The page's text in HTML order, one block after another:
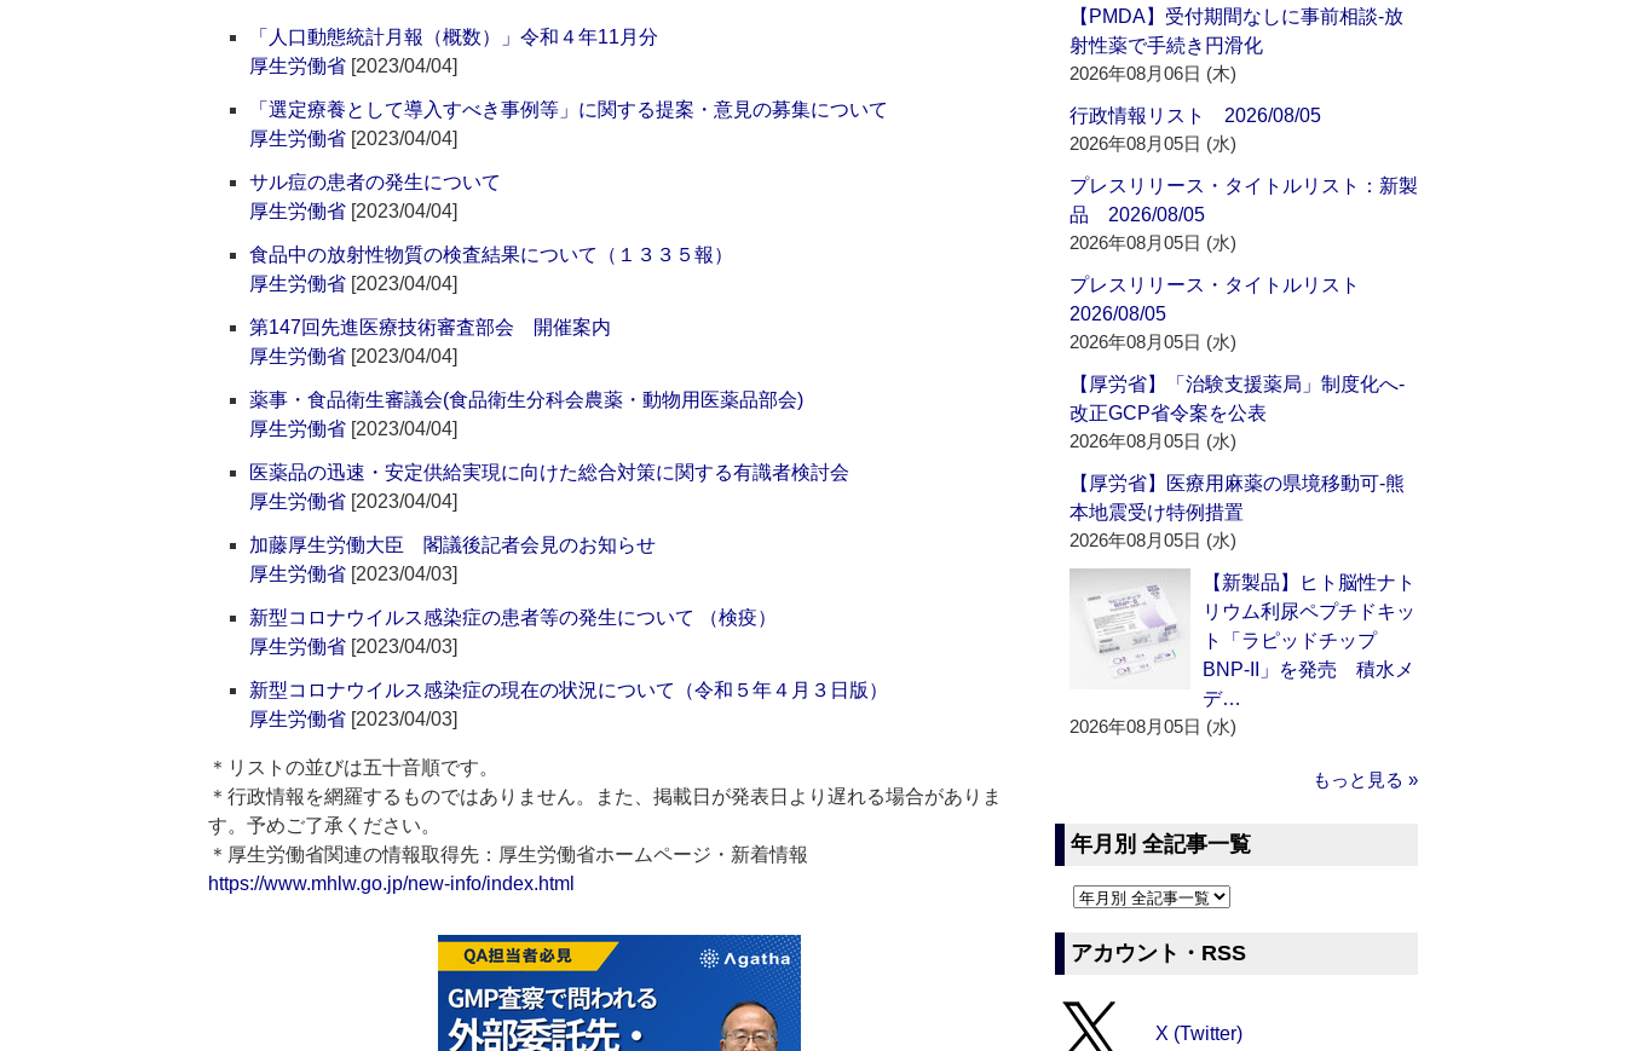
「人口動態統計月報（概数）」令和４年11月分
厚生労働省 [2023/04/04]
「選定療養として導入すべき事例等」に関する提案・意見の募集について
厚生労働省 [2023/04/04]
サル痘の患者の発生について
厚生労働省 [2023/04/04]
食品中の放射性物質の検査結果について（１３３５報）
厚生労働省 [2023/04/04]
第147回先進医療技術審査部会 開催案内
厚生労働省 [2023/04/04]
薬事・食品衛生審議会(食品衛生分科会農薬・動物用医薬品部会)
厚生労働省 [2023/04/04]
医薬品の迅速・安定供給実現に向けた総合対策に関する有識者検討会
厚生労働省 [2023/04/04]
加藤厚生労働大臣 閣議後記者会見のお知らせ
厚生労働省 [2023/04/03]
新型コロナウイルス感染症の患者等の発生について （検疫）
厚生労働省 [2023/04/03]
新型コロナウイルス感染症の現在の状況について（令和５年４月３日版）
厚生労働省 [2023/04/03]
＊リストの並びは五十音順です。
＊行政情報を網羅するものではありません。また、掲載日が発表日より遅れる場合がありま
す。予めご了承ください。
＊厚生労働省関連の情報取得先：厚生労働省ホームページ・新着情報
https://www.mhlw.go.jp/new-info/index.html
【PMDA】受付期間なしに事前相談‐放
射性薬で手続き円滑化
2026年08月06日 (木)
行政情報リスト 2026/08/05
2026年08月05日 (水)
プレスリリース・タイトルリスト：新製
品 2026/08/05
2026年08月05日 (水)
プレスリリース・タイトルリスト
2026/08/05
2026年08月05日 (水)
【厚労省】「治験支援薬局」制度化へ‐
改正GCP省令案を公表
2026年08月05日 (水)
【厚労省】医療用麻薬の県境移動可‐熊
本地震受け特例措置
2026年08月05日 (水)
【新製品】ヒト脳性ナト
リウム利尿ペプチドキッ
ト「ラピッドチップ
BNP-II」を発売 積水メ
デ…
2026年08月05日 (水)
もっと見る »
年月別 全記事一覧
アカウント・RSS
X (Twitter)